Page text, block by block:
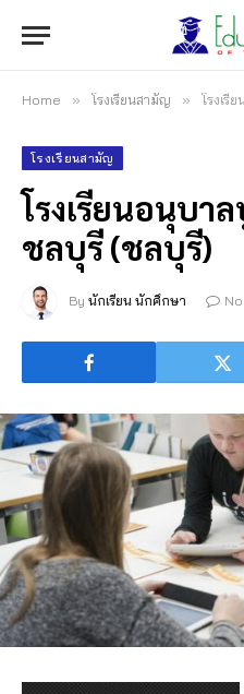
Home » โรงเรียนสามัญ » โรงเรี
โรงเรียนสามัญ
โรงเรียนอนุบา
ชลบุรี (ชลบุรี)
By นักเรียน นักศึกษา